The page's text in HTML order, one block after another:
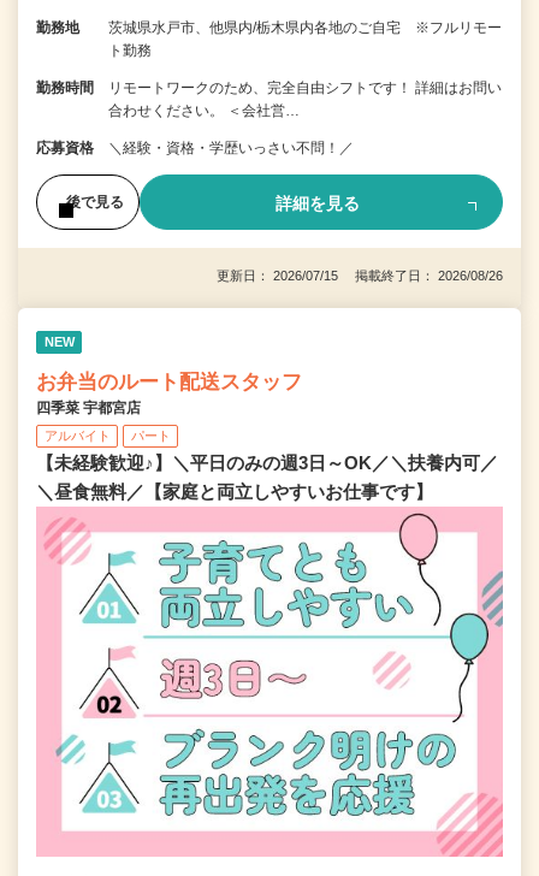
勤務地
茨城県水戸市、他県内/栃木県内各地のご自宅 ※フルリモー
ト勤務
勤務時間
リモートワークのため、完全自由シフトです！ 詳細はお問い
合わせください。 ＜会社営…
応募資格 ＼経験・資格・学歴いっさい不問！／
後で見る 詳細を見る
更新日： 2026/07/15 掲載終了日： 2026/08/26
NEW
お弁当のルート配送スタッフ
四季菜 宇都宮店
アルバイト パート
【未経験歓迎♪】＼平日のみの週3日～OK／＼扶養内可／
＼昼食無料／【家庭と両立しやすいお仕事です】